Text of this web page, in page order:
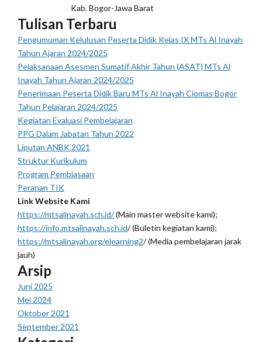
Kab. Bogor-Jawa Barat
Tulisan Terbaru
Pengumuman Kelulusan Peserta Didik Kelas IX MTs Al Inayah
Tahun Ajaran 2024/2025
Pelaksanaan Asesmen Sumatif Akhir Tahun (ASAT) MTs Al
Inayah Tahun Ajaran 2024/2025
Penerimaan Peserta Didik Baru MTs Al Inayah Ciomas Bogor
Tahun Pelajaran 2024/2025
Kegiatan Evaluasi Pembelajaran
PPG Dalam Jabatan Tahun 2022
Liputan ANBK 2021
Struktur Kurikulum
Program Pembiasaan
Peranan TIK
Link Website Kami
https://mtsalinayah.sch.id/(Main master website kami);
https://info.mtsalinayah.sch.id/ (Buletin kegiatan kami);
https://mtsalinayah.org/elearning2/ (Media pembelajaran jarak
jauh)
Arsip
Juni 2025
Mei 2024
Oktober 2021
September 2021